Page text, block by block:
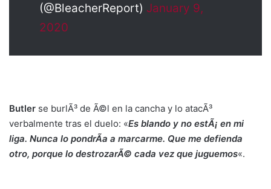
(@BleacherReport) January 9,
2020
Butler se burlÃ³ de Ã©l en la cancha y lo atacÃ³
verbalmente tras el duelo: «Es blando y no estÃ¡ en mi
liga. Nunca lo pondrÃ­a a marcarme. Que me defienda
otro, porque lo destrozarÃ© cada vez que juguemos«.